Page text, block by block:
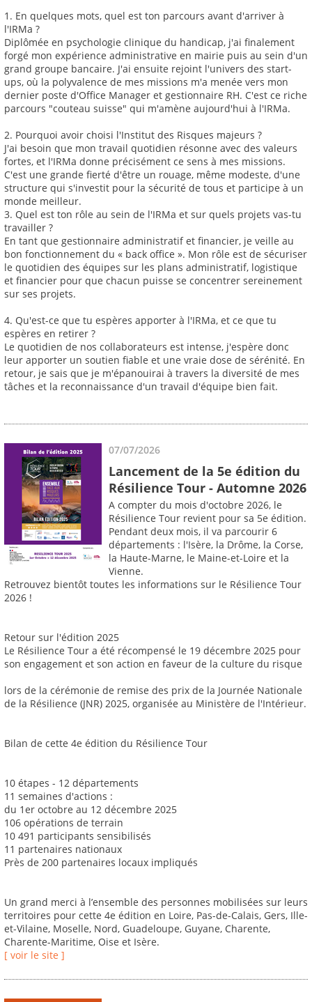
1. En quelques mots, quel est ton parcours avant d'arriver à
l'IRMa ?
Diplômée en psychologie clinique du handicap, j'ai finalement
forgé mon expérience administrative en mairie puis au sein d'un
grand groupe bancaire. J'ai ensuite rejoint l'univers des start-
ups, où la polyvalence de mes missions m'a menée vers mon
dernier poste d'Office Manager et gestionnaire RH. C'est ce riche
parcours "couteau suisse" qui m'amène aujourd'hui à l'IRMa.
2. Pourquoi avoir choisi l'Institut des Risques majeurs ?
J'ai besoin que mon travail quotidien résonne avec des valeurs
fortes, et l'IRMa donne précisément ce sens à mes missions.
C'est une grande fierté d'être un rouage, même modeste, d'une
structure qui s'investit pour la sécurité de tous et participe à un
monde meilleur.
3. Quel est ton rôle au sein de l'IRMa et sur quels projets vas-tu
travailler ?
En tant que gestionnaire administratif et financier, je veille au
bon fonctionnement du « back office ». Mon rôle est de sécuriser
le quotidien des équipes sur les plans administratif, logistique
et financier pour que chacun puisse se concentrer sereinement
sur ses projets.
4. Qu'est-ce que tu espères apporter à l'IRMa, et ce que tu
espères en retirer ?
Le quotidien de nos collaborateurs est intense, j'espère donc
leur apporter un soutien fiable et une vraie dose de sérénité. En
retour, je sais que je m'épanouirai à travers la diversité de mes
tâches et la reconnaissance d'un travail d'équipe bien fait.
07/07/2026
Lancement de la 5e édition du
Résilience Tour - Automne 2026
A compter du mois d'octobre 2026, le
Résilience Tour revient pour sa 5e édition.
Pendant deux mois, il va parcourir 6
départements : l'Isère, la Drôme, la Corse,
la Haute-Marne, le Maine-et-Loire et la
Vienne.
Retrouvez bientôt toutes les informations sur le Résilience Tour
2026 !
Retour sur l'édition 2025
Le Résilience Tour a été récompensé le 19 décembre 2025 pour
son engagement et son action en faveur de la culture du risque
lors de la cérémonie de remise des prix de la Journée Nationale
de la Résilience (JNR) 2025, organisée au Ministère de l'Intérieur.
Bilan de cette 4e édition du Résilience Tour
10 étapes - 12 départements
11 semaines d'actions :
du 1er octobre au 12 décembre 2025
106 opérations de terrain
10 491 participants sensibilisés
11 partenaires nationaux
Près de 200 partenaires locaux impliqués
Un grand merci à l’ensemble des personnes mobilisées sur leurs
territoires pour cette 4e édition en Loire, Pas-de-Calais, Gers, Ille-
et-Vilaine, Moselle, Nord, Guadeloupe, Guyane, Charente,
Charente-Maritime, Oise et Isère.
[ voir le site ]